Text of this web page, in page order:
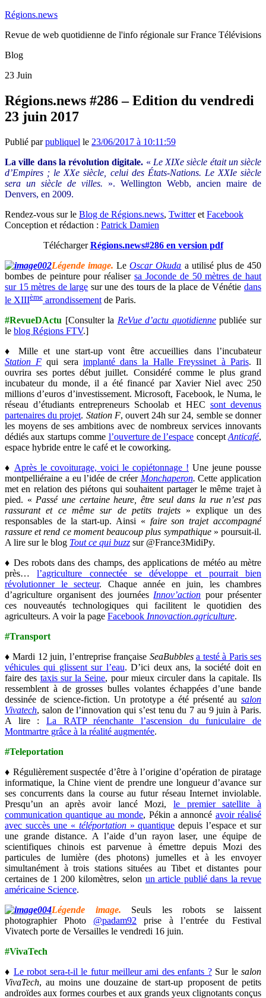
Régions.news
Revue de web quotidienne de l'info régionale sur France Télévisions
Blog
23 Juin
Régions.news #286 – Edition du vendredi
23 juin 2017
Publié parpubliquel le 23/06/2017 à 10:11:59
La ville dans la révolution digitale. « Le XIXe siècle était un siècle
d’Empires ; le XXe siècle, celui des États-Nations. Le XXIe siècle
sera un siècle de villes. ». Wellington Webb, ancien maire de
Denvers, en 2009.
Rendez-vous sur le Blog de Régions.news, Twitteret Facebook
Conception et rédaction : Patrick Damien
TéléchargerRégions.news#286 en version pdf
Légende image. LeOscar Okuda a utilisé plus de 450
bombes de peinture pour réalisersa Joconde de 50 mètres de haut
sur 15 mètres de large sur une des tours de la place de Vénétiedans
le XIIIème arrondissement de Paris.
#RevueDActu [Consulter la ReVue d’actu quotidiennepubliée sur
le blog Régions FTV.]
♦ Mille et une start-up vont être accueillies dans l’incubateur
Station F qui sera implanté dans la Halle Freyssinet à Paris. Il
ouvrira ses portes début juillet. Considéré comme le plus grand
incubateur du monde, il a été financé par Xavier Niel avec 250
millions d’euros d’investissement. Microsoft, Facebook, le Numa, le
réseau d’étudiants entrepreneurs Schoolab et HEC sont devenus
partenaires du projet. Station F, ouvert 24h sur 24, semble se donner
les moyens de ses ambitions avec de nombreux services innovants
dédiés aux startups comme l’ouverture de l’espace concept Anticafé,
espace hybride entre le café et le coworking.
♦ Après le covoiturage, voici le copiétonnage ! Une jeune pousse
montpelliéraine a eu l’idée de créer Monchaperon.Cette application
met en relation des piétons qui souhaitent partager le même trajet à
pied. « Passé une certaine heure, être seul dans la rue n’est pas
rassurant et ce même sur de petits trajets» explique un des
responsables de la start-up. Ainsi « faire son trajet accompagné
rassure et rend ce moment beaucoup plus sympathique » poursuit-il.
A lire sur le blog Tout ce qui buzz sur @France3MidiPy.
♦ Des robots dans des champs, des applications de météo au mètre
près…l’agriculture connectée se développe et pourrait bien
révolutionner le secteur. Chaque année en juin, les chambres
d’agriculture organisent des journées Innov’action pour présenter
ces nouveautés technologiques qui facilitent le quotidien des
agriculteurs. A voir la page Facebook Innovaction.agriculture.
#Transport
♦ Mardi 12 juin, l’entreprise française SeaBubbles a testé à Paris ses
véhicules qui glissent sur l’eau. D’ici deux ans, la société doit en
faire des taxis sur la Seine, pour mieux circuler dans la capitale. Ils
ressemblent à de grosses bulles volantes échappées d’une bande
dessinée de science-fiction. Un prototype a été présenté au salon
Vivatech, salon de l’innovation qui s’est tenu du 7 au 9 juin à Paris.
A lire : La RATP réenchante l’ascension du funiculaire de
Montmartre grâce à la réalité augmentée.
#Teleportation
♦ Régulièrement suspectée d’être à l’origine d’opération de piratage
informatique, la Chine vient de prendre une longueur d’avance sur
ses concurrents dans la course au futur réseau Internet inviolable.
Presqu’un an après avoir lancé Mozi, le premier satellite à
communication quantique au monde, Pékin a annoncé avoir réalisé
avec succès une « téléportation » quantique depuis l’espace et sur
une grande distance. A l’aide d’un rayon laser, une équipe de
scientifiques chinois est parvenue à émettre depuis Mozi des
particules de lumière (des photons) jumelles et à les envoyer
simultanément à trois stations situées au Tibet et distantes pour
certaines de 1 200 kilomètres, selon un article publié dans la revue
américaine Science.
Légende image. Seuls les robots se laissent
photographier Photo @padam92 prise à l’entrée du Festival
Vivatech porte de Versailles le vendredi 16 juin.
#VivaTech
♦ Le robot sera-t-il le futur meilleur ami des enfants ?Sur lesalon
VivaTech, au moins une douzaine de start-up proposent de petits
androïdes aux formes courbes et aux grands yeux clignotants conçus